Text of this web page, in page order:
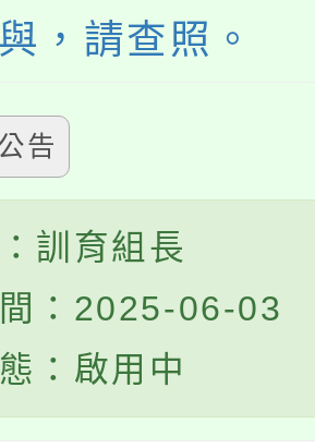
，請查照。
告
訓育組長
：2025-06-03
：啟用中